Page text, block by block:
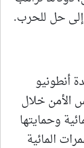
⁠إلى حل للحرب.
أنطونيو
الأمن خلال
وحمايتها
المائية